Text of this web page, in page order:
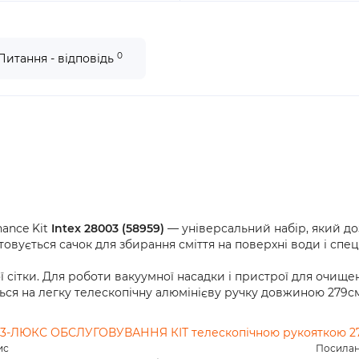
- відповідь 0
Kit Intex 28003 (58959) — універсальний набір, який
сачок для збирання сміття на поверхні води і
Для роботи вакуумної насадки і пристрої для
на легку телескопічну алюмінієву ручку довжиною
ЛЮКС ОБСЛУГОВУВАННЯ КІТ телескопічною рукояткою